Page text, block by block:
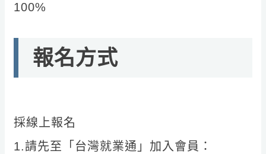
100%
報名方式
採線上報名
1.請先至「台灣就業通」加入會員：